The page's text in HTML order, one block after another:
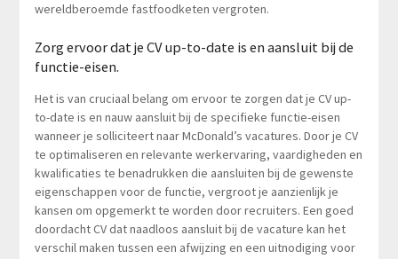
wereldberoemde fastfoodketen vergroten.
Zorg ervoor dat je CV up-to-date is en aansluit bij de
functie-eisen.
Het is van cruciaal belang om ervoor te zorgen dat je CV up-
to-date is en nauw aansluit bij de specifieke functie-eisen
wanneer je solliciteert naar McDonald’s vacatures. Door je CV
te optimaliseren en relevante werkervaring, vaardigheden en
kwalificaties te benadrukken die aansluiten bij de gewenste
eigenschappen voor de functie, vergroot je aanzienlijk je
kansen om opgemerkt te worden door recruiters. Een goed
doordacht CV dat naadloos aansluit bij de vacature kan het
verschil maken tussen een afwijzing en een uitnodiging voor